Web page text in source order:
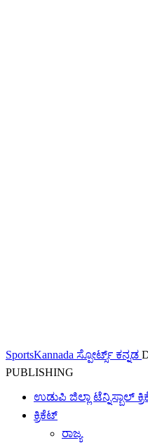
SportsKannada ಸ್ಪೋರ್ಟ್ಸ್ ಕನ್ನಡ
PUBLISHING
ಉಡುಪಿ ಜಿಲ್ಲಾ ಟೆನ್ನಿಸ್ಬಾಲ್
ಕ್ರಿಕೆಟ್
ರಾಜ್ಯ